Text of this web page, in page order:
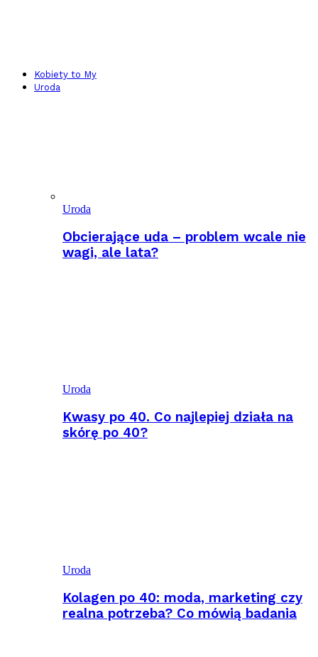
Kobiety to My
Uroda
Uroda
Obcierające uda – problem wcale nie
wagi, ale lata?
Uroda
Kwasy po 40. Co najlepiej działa na
skórę po 40?
Uroda
Kolagen po 40: moda, marketing czy
realna potrzeba? Co mówią badania